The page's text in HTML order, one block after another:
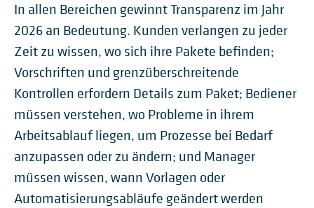
In allen Bereichen gewinnt Transparenz im Jahr
2026 an Bedeutung. Kunden verlangen zu jeder
Zeit zu wissen, wo sich ihre Pakete befinden;
Vorschriften und grenzüberschreitende
Kontrollen erfordern Details zum Paket; Bediener
müssen verstehen, wo Probleme in ihrem
Arbeitsablauf liegen, um Prozesse bei Bedarf
anzupassen oder zu ändern; und Manager
müssen wissen, wann Vorlagen oder
Automatisierungsabläufe geändert werden